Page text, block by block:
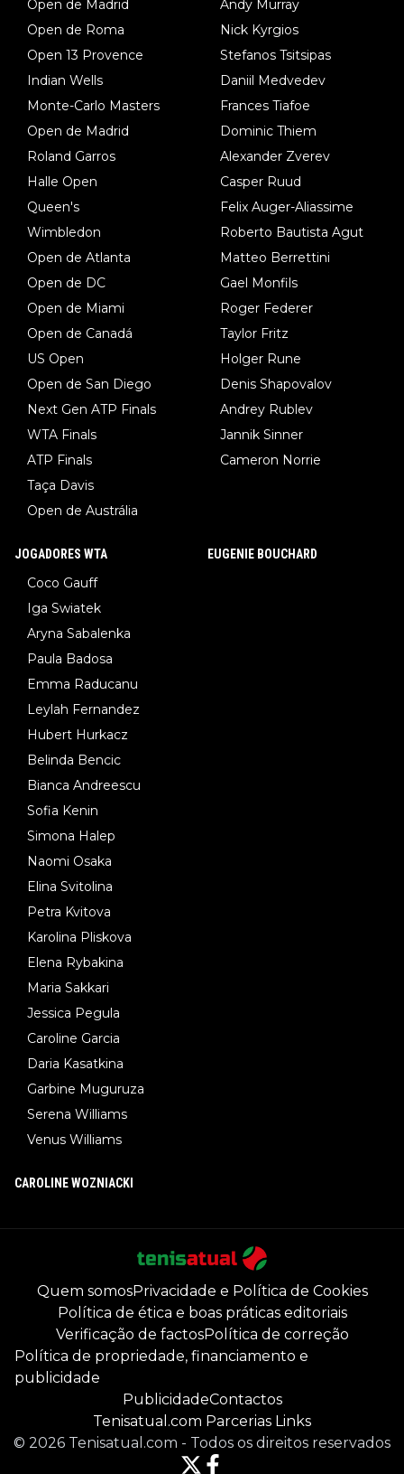
Open de Madrid
Open de Roma
Open 13 Provence
Indian Wells
Monte-Carlo Masters
Open de Madrid
Roland Garros
Halle Open
Queen's
Wimbledon
Open de Atlanta
Open de DC
Open de Miami
Open de Canadá
US Open
Open de San Diego
Next Gen ATP Finals
WTA Finals
ATP Finals
Taça Davis
Open de Austrália
Andy Murray
Nick Kyrgios
Stefanos Tsitsipas
Daniil Medvedev
Frances Tiafoe
Dominic Thiem
Alexander Zverev
Casper Ruud
Felix Auger-Aliassime
Roberto Bautista Agut
Matteo Berrettini
Gael Monfils
Roger Federer
Taylor Fritz
Holger Rune
Denis Shapovalov
Andrey Rublev
Jannik Sinner
Cameron Norrie
JOGADORES WTA
Coco Gauff
Iga Swiatek
Aryna Sabalenka
Paula Badosa
Emma Raducanu
Leylah Fernandez
Hubert Hurkacz
Belinda Bencic
Bianca Andreescu
Sofia Kenin
Simona Halep
Naomi Osaka
Elina Svitolina
Petra Kvitova
Karolina Pliskova
Elena Rybakina
Maria Sakkari
Jessica Pegula
Caroline Garcia
Daria Kasatkina
Garbine Muguruza
Serena Williams
Venus Williams
EUGENIE BOUCHARD
CAROLINE WOZNIACKI
Quem somosPrivacidade e Política de Cookies
Política de ética e boas práticas editoriais
Verificação de factosPolítica de correção
Política de propriedade, financiamento e
publicidade
PublicidadeContactos
Tenisatual.com Parcerias Links
© 2026 Tenisatual.com - Todos os direitos reservados